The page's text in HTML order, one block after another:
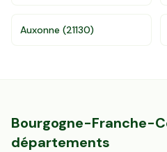
Auxonne (21130)
Bourgogne-Franche-
départements